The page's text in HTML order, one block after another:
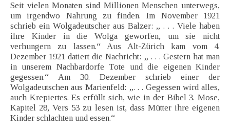
Seit vielen Monaten sind Millionen Menschen unterwegs,
um irgendwo Nahrung zu finden. Im November 1921
schrieb ein Wolgadeutscher aus Balzer: „ . . . Viele haben
ihre Kinder in die Wolga geworfen, um sie nicht
verhungern zu lassen.“ Aus Alt-Zürich kam vom 4.
Dezember 1921 datiert die Nachricht: „ . . . Gestern hat man
in unserem Nachbardorfe Tote und die eigenen Kinder
gegessen.“ Am 30. Dezember schrieb einer der
Wolgadeutschen aus Marienfeld: „. . . Gegessen wird alles,
auch Krepiertes. Es erfüllt sich, wie in der Bibel 3. Mose,
Kapitel 28, Vers 53 zu lesen ist, dass Mütter ihre eigenen
Kinder schlachten und essen.“